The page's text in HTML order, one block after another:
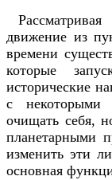
движение из
времени
которые
исторические
с
очищать себя,
планетарными
изменить эти
основная